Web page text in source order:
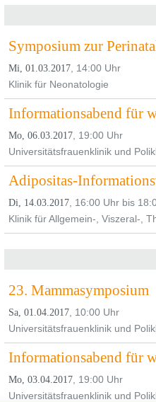
Symposium zur
Mi, 01.03.2017 , 14:00 Uhr
Klinik für Neonatologie
Informationsabend für
Mo, 06.03.2017 , 19:00 Uhr
Universitätsfrauenklinik und
Adipositas-
Di, 14.03.2017 , 16:00 Uhr bis
Klinik für Allgemein-, Viszeral-,
23. Mammasymposium
Sa, 01.04.2017 , 10:00 Uhr
Universitätsfrauenklinik und
Informationsabend für
Mo, 03.04.2017 , 19:00 Uhr
Universitätsfrauenklinik und